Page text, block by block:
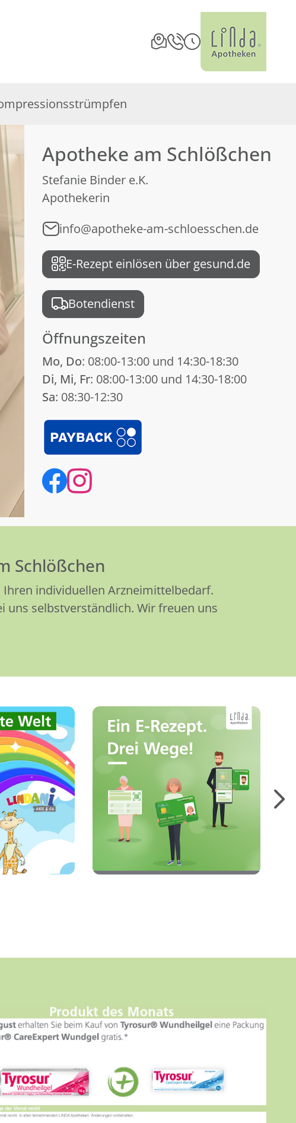
Apotheke am Schlößchen
Stefanie Binder e.K.
Apothekerin
info@apotheke-am-schloesschen.de
E-Rezept einlösen über gesund.de
Botendienst
Öffnungszeiten
Mo, Do: 08:00-13:00 und 14:30-18:30
Di, Mi, Fr: 08:00-13:00 und 14:30-18:00
Sa: 08:30-12:30
Schlößchen
individuellen Arzneimittelbedarf.
uns selbstverständlich. Wir freuen uns
Welt für
Tolle
Hier finden Sie die
wichtigsten Informationen
zum E-Rezept und zu den
verschiedenen
Möglichkeiten, E-Rezepte
einzulösen.
Mehr erfahren